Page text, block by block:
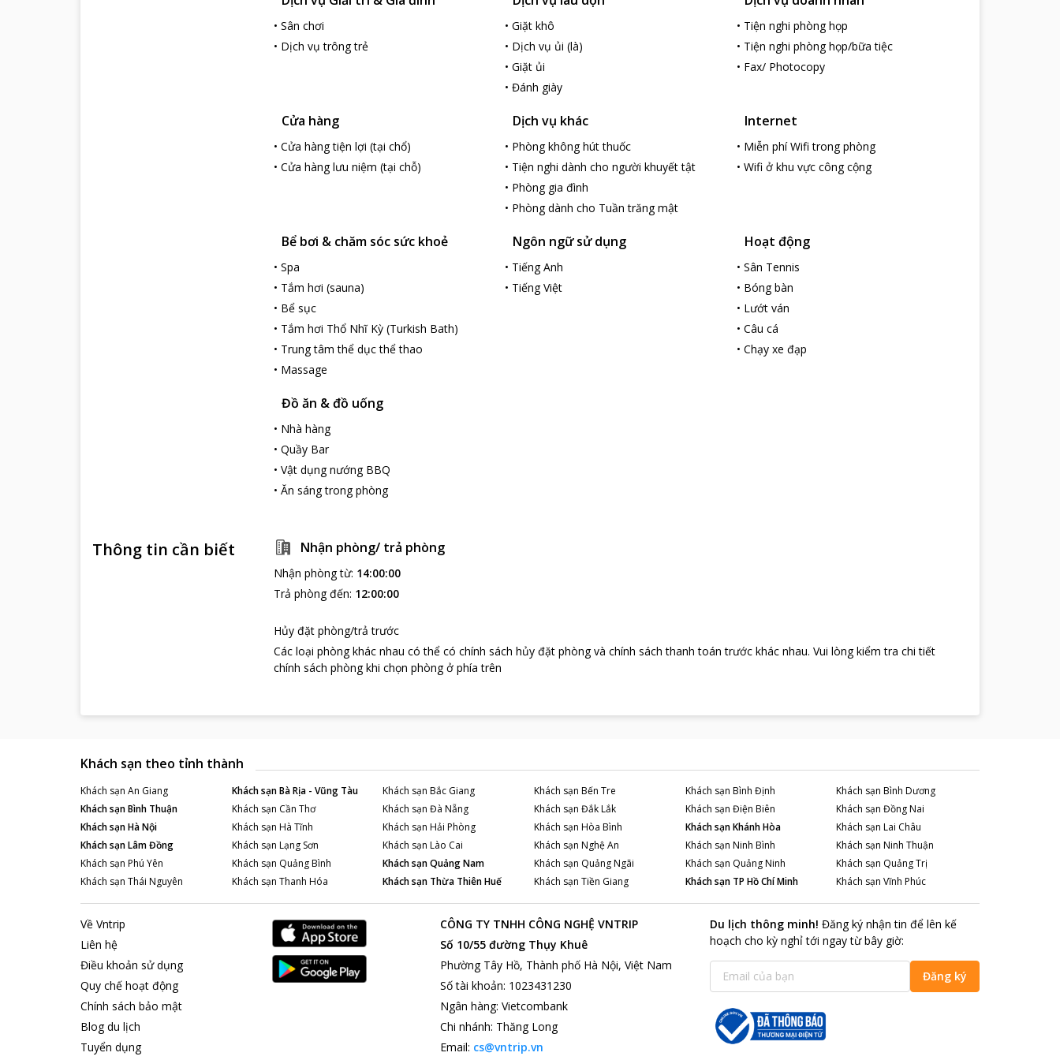
sẽ đem đến cho du khách những phút giây lí tưởng đầy yên bình, sâu lắng, không u sầu, không lo muộn
phiền.
• Sân chơi
• Dịch vụ trông trẻ
•Giặt khô
• Dịch vụ ủi (là)
•Giặt ủi
•Đánh giày
• Tiện nghi phòng họp
• Tiện nghi phòng họp/bữa tiệc
• Fax/ Photocopy
Cửa hàng
• Cửa hàng tiện lợi (tại chổ)
• Cửa hàng lưu niệm (tại chỗ)
Dịch vụ khác
• Phòng không hút thuốc
• Tiện nghi dành cho người khuyết tật
• Phòng gia đình
• Phòng dành cho Tuần trăng mật
Internet
• Miễn phí Wifi trong phòng
• Wifi ở khu vực công cộng
Bể bơi & chăm sóc sức khoẻ
• Spa
• Tắm hơi (sauna)
• Bể sục
• Tắm hơi Thổ Nhĩ Kỳ (Turkish Bath)
• Trung tâm thể dục thể thao
• Massage
Ngôn ngữ sử dụng
• Tiếng Anh
• Tiếng Việt
Hoạt động
• Sân Tennis
• Bóng bàn
• Lướt ván
• Câu cá
• Chạy xe đạp
Đồ ăn & đồ uống
• Nhà hàng
• Quầy Bar
• Vật dụng nướng BBQ
• Ăn sáng trong phòng
Thông tin cần biết Nhận phòng/ trả phòng
Nhận phòng từ: 14:00:00
Trả phòng đến: 12:00:00
Hủy đặt phòng/trả trước
Các loại phòng khác nhau có thể có chính sách hủy đặt phòng và chính sách thanh toán trước khác nhau. Vui lòng kiểm tra chi tiết
chính sách phòng khi chọn phòng ở phía trên
Khách sạn theo tỉnh thành
Khách sạn An Giang Khách sạnBà Rịa - Vũng Tàu Khách sạn Bắc Giang Khách sạn Bến Tre Khách sạn Bình Định Khách sạn Bình Dương
Khách sạnBình Thuận Khách sạn Cần Thơ Khách sạn Đà Nẵng Khách sạn Đắk Lắk Khách sạn Điện Biên Khách sạn Đồng Nai
Khách sạnHà Nội Khách sạn Hà Tĩnh Khách sạn Hải Phòng Khách sạn Hòa Bình Khách sạnKhánh Hòa Khách sạn Lai Châu
Khách sạnLâm Đồng Khách sạn Lạng Sơn Khách sạn Lào Cai Khách sạn Nghệ An Khách sạn Ninh Bình Khách sạn Ninh Thuận
Khách sạn Phú Yên Khách sạn Quảng Bình Khách sạnQuảng Nam Khách sạn Quảng Ngãi Khách sạn Quảng Ninh Khách sạn Quảng Trị
Khách sạn Thái Nguyên Khách sạn Thanh Hóa Khách sạn Thừa Thiên Huế Khách sạn Tiền Giang Khách sạn TP Hồ Chí Minh Khách sạn Vĩnh Phúc
Về Vntrip
Liên hệ
Điều khoản sử dụng
Quy chế hoạt động
Chính sách bảo mật
Blog du lịch
Tuyển dụng
CÔNG TY TNHH CÔNG NGHỆ VNTRIP
Số 10/55 đường Thụy Khuê
Phường Tây Hồ, Thành phố Hà Nội, Việt Nam
Số tài khoản: 1023431230
Ngân hàng: Vietcombank
Chi nhánh: Thăng Long
Email: cs@vntrip.vn
Du lịch thông minh! Đăng ký nhận tin để lên kế
hoạch cho kỳ nghỉ tới ngay từ bây giờ:
Đăng ký